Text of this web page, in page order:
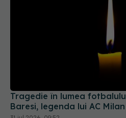
Tragedie în lumea
Baresi, legenda lui AC Milan